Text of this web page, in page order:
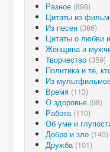
Разное (898)
Цитаты из
Из песен (386)
Цитаты о любви
Женщина и
Творчество (359)
Политика и те,
Из
Время (113)
О здоровье (98)
Работа (110)
Об уме и
Добро и зло (143)
Дружба (101)